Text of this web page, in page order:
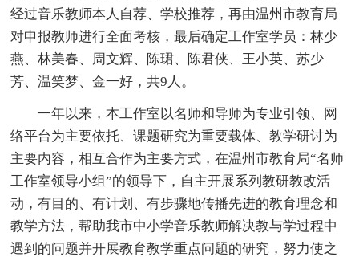
经过音乐教师本人自荐、学校推荐，再由温州市教育局
对申报教师进行全面考核，最后确定工作室学员：林少
燕、林美春、周文辉、陈珺、陈君侠、王小英、苏少
芳、温笑梦、金一好，共9人。
一年以来，本工作室以名师和导师为专业引领、网
络平台为主要依托、课题研究为重要载体、教学研讨为
主要内容，相互合作为主要方式，在温州市教育局“名师
工作室领导小组”的领导下，自主开展系列教研教改活
动，有目的、有计划、有步骤地传播先进的教育理念和
教学方法，帮助我市中小学音乐教师解决教与学过程中
遇到的问题并开展教育教学重点问题的研究，努力使之